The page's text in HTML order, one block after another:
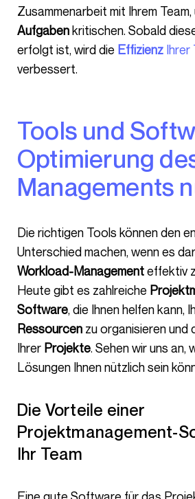
Zusammenarbeit mit Ihrem Team,
Aufgabenkritischen. Sobald
erfolgt ist, wird die Effizienz Ihrer
verbessert.
Tools und Software zur
Optimierung
Managements
Die richtigen Tools können den entscheidenden
Unterschied machen, wenn es
Workload-Managementeffektiv
Heute gibt es zahlreiche
Software, die Ihnen helfen kann,
Ressourcen zu organisieren
Ihrer Projekte. Sehen wir uns an,
Lösungen Ihnen nützlich sein
Die Vorteile einer
Projektmanagement-
Ihr Team